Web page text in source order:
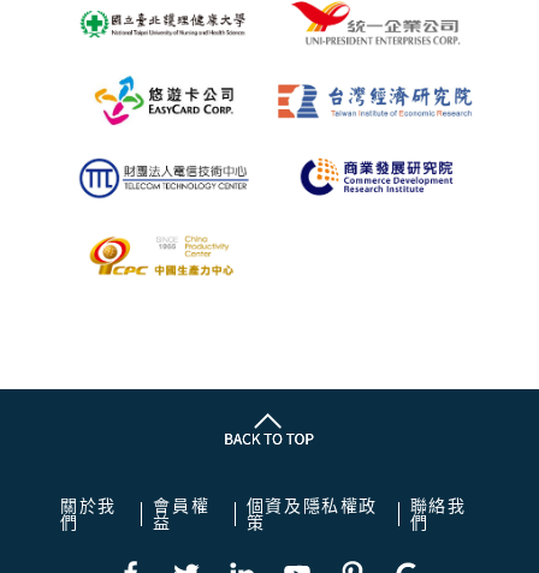
關於我
們
會員權
益
個資及隱私權政
策
聯絡我
們